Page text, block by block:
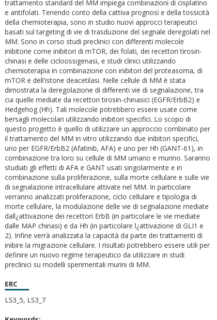
trattamento standard del MM impiega combinazioni di cisplatino
e antifolati. Tenendo conto della cattiva prognosi e della tossicità
della chemioterapia, sono in studio nuovi approcci terapeutici
basati sul targeting di vie di trasduzione del segnale deregolati nel
MM. Sono in corso studi preclinici con differenti molecole
inibitorie come inibitori di mTOR, dei folati, dei recettori tirosin-
chinasi e delle cicloossigenasi, e studi clinici utilizzando
chemioterapia in combinazione con inibitori del proteasoma, di
mTOR e dell'istone deacetilasi. Nelle cellule di MM è stata
dimostrata la deregolazione di differenti vie di segnalazione, tra
cui quelle mediate da recettori tirosin-chinasici (EGFR/ErbB2) e
Hedgehog (Hh). Tali molecole potrebbero essere usate come
bersagli molecolari utilizzando inibitori specifici. Lo scopo di
questo progetto è quello di utilizzare un approccio combinato per
il trattamento del MM in vitro utilizzando due inibitori specifici,
uno per EGFR/ErbB2 (Afatinib, AFA) e uno per Hh (GANT-61), in
combinazione tra loro su cellule di MM umano e murino. Saranno
studiati gli effetti di AFA e GANT usati singolarmente e in
combinazione sulla proliferazione, sulla morte cellulare e sulle vie
di segnalazione intracellulare attivate nel MM. In particolare
verranno analizzati proliferazione, ciclo cellulare e tipologia di
morte cellulare, la modulazione delle vie di segnalazione mediate
dall¿attivazione dei recettori ErbB (in particolare le vie mediate
dalle MAP chinasi) e da Hh (in particolare l¿attivazione di GLI1 e
2). Infine verrà analizzata la capacità da parte dei trattamenti di
inibire la migrazione cellulare. I risultati potrebbero essere utili per
definire un nuovo regime terapeutico da utilizzare in studi
preclinici su modelli sperimentali murini di MM.
ERC
LS3_5, LS3_7